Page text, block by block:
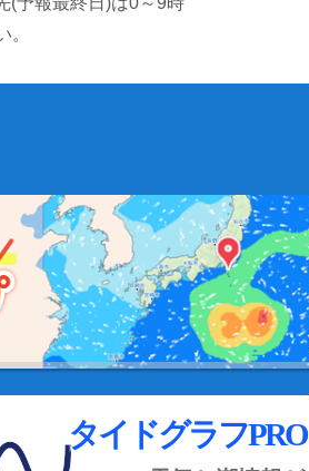
。
タイドグラフPRO